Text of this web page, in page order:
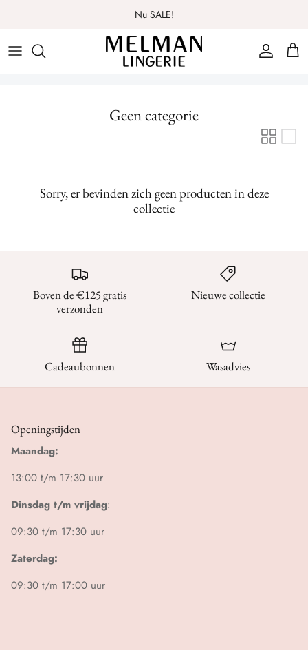
content
Nu SALE!
Lingerie
Beenmode
Lingerie
Beenmode
Over ons
Contact
Geen categorie
Sorry, er bevinden zich geen producten in deze
collectie
Boven de €125 gratis
verzonden
Nieuwe collectie
Cadeaubonnen Wasadvies
Openingstijden
Maandag:
13:00 t/m 17:30 uur
Dinsdag t/m vrijdag:
09:30 t/m 17:30 uur
Zaterdag:
09:30 t/m 17:00 uur